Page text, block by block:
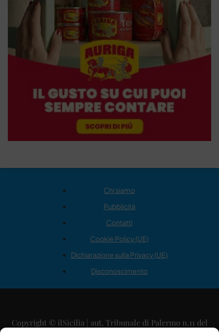
Chi siamo
Pubblicità
Contatti
Cookie Policy (UE)
Dichiarazione sulla Privacy (UE)
Disconoscimento
Copyright © ilSicilia | aut. Tribunale di Palermo n.11 del